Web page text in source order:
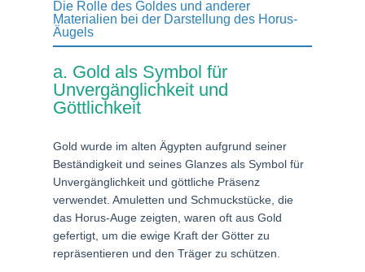
Die Rolle des Goldes und anderer
Materialien bei der Darstellung des Horus-
Äugels
a. Gold als Symbol für
Unvergänglichkeit und
Göttlichkeit
Gold wurde im alten Ägypten aufgrund seiner
Beständigkeit und seines Glanzes als Symbol für
Unvergänglichkeit und göttliche Präsenz
verwendet. Amuletten und Schmuckstücke, die
das Horus-Auge zeigten, waren oft aus Gold
gefertigt, um die ewige Kraft der Götter zu
repräsentieren und den Träger zu schützen.